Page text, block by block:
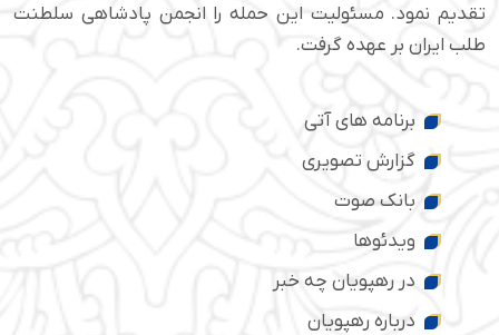
تقدیم نمود. مسئولیت این حمله را انجمن پادشاهی سلطنت
طلب ایران بر عهده گرفت.
برنامه های آتی
گزارش تصویری
بانک صوت
ویدئوها
در رهپویان چه خبر
درباره رهپویان